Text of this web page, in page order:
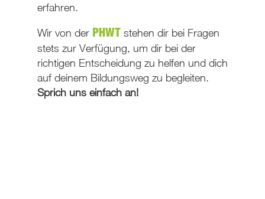
erfahren.
Wir von der PHWTstehen dir bei Fragen
stets zur Verfügung, um dir bei der
richtigen Entscheidung zu helfen und dich
auf deinem Bildungsweg zu begleiten.
Sprich uns einfach an!